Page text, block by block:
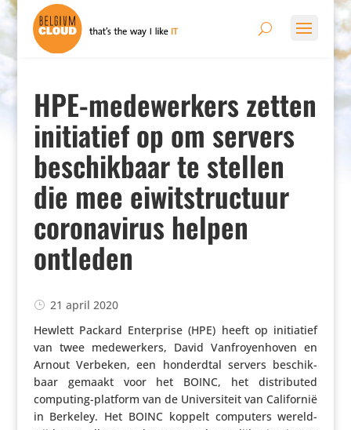
HPE-medewerkers zetten
initiatief op om servers
beschikbaar te stellen
die mee eiwitstructuur
coronavirus helpen
ontleden
21 april 2020
Hewlett Packard Enter­prise (HPE) heeft op initi­a­tief
van twee mede­wer­kers, David Vanf­roy­en­hoven en
Arnout Verbeken, een honderdtal servers beschik­
baar gemaakt voor het BOINC, het distri­buted
computing-platform van de Univer­si­teit van Cali­fornië
in Berkeley. Het BOINC koppelt computers wereld­